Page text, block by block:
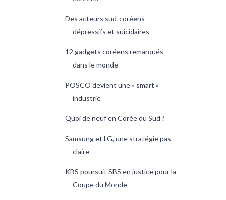
Des acteurs sud-coréens
dépressifs et suicidaires
12 gadgets coréens remarqués
dans le monde
POSCO devient une « smart »
industrie
Quoi de neuf en Corée du Sud ?
Samsung et LG, une stratégie pas
claire
KBS poursuit SBS en justice pour la
Coupe du Monde